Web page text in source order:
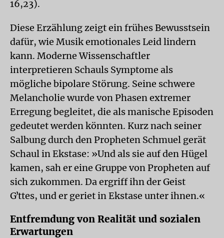
16,23).
Diese Erzählung zeigt ein frühes Bewusstsein
dafür, wie Musik emotionales Leid lindern
kann. Moderne Wissenschaftler
interpretieren Schauls Symptome als
mögliche bipolare Störung. Seine schwere
Melancholie wurde von Phasen extremer
Erregung begleitet, die als manische Episoden
gedeutet werden könnten. Kurz nach seiner
Salbung durch den Propheten Schmuel gerät
Schaul in Ekstase: »Und als sie auf den Hügel
kamen, sah er eine Gruppe von Propheten auf
sich zukommen. Da ergriff ihn der Geist
Gʼttes, und er geriet in Ekstase unter ihnen.«
Entfremdung von Realität und sozialen
Erwartungen